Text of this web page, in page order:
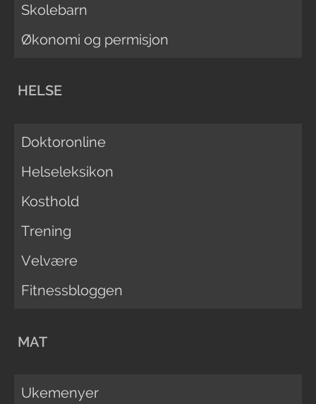
Skolebarn
Økonomi og permisjon
HELSE
Doktoronline
Helseleksikon
Kosthold
Trening
Velvære
Fitnessbloggen
MAT
Ukemenyer